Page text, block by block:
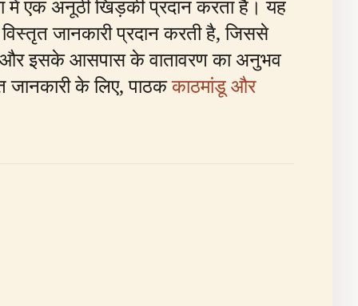
में एक अनूठी खिड़की प्रदान करता है। यह
जानकारी प्रदान करती है, जिससे
और इसके आसपास के वातावरण का अनुभव
जानकारी के लिए, पाठककाठमांडू और